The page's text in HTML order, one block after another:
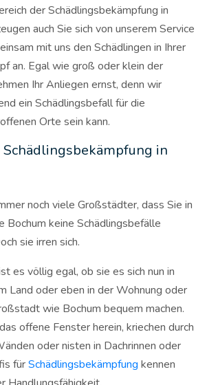
der Schädlingsbekämpfung in
auch Sie sich von unserem Service
mit uns den Schädlingen in Ihrer
an. Egal wie groß oder klein der
Ihr Anliegen ernst, denn wir
ein Schädlingsbefall für die
Orte sein kann.
in
noch viele Großstädter, dass Sie in
Bochum keine Schädlingsbefälle
sie irren sich.
es völlig egal, ob sie es sich nun in
Land oder eben in der Wohnung oder
wie Bochum bequem machen.
offene Fenster herein, kriechen durch
oder nisten in Dachrinnen oder
fürSchädlingsbekämpfung kennen